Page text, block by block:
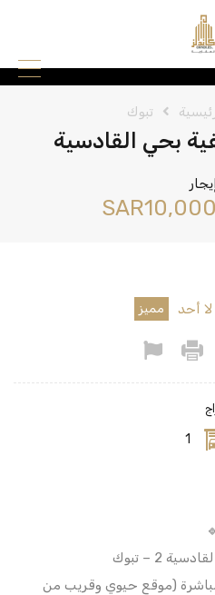
تبوك
بحي القادسية
إيجار
لا أحد مميز
1
2 – تبوك
(موقع حيوي وقريب من